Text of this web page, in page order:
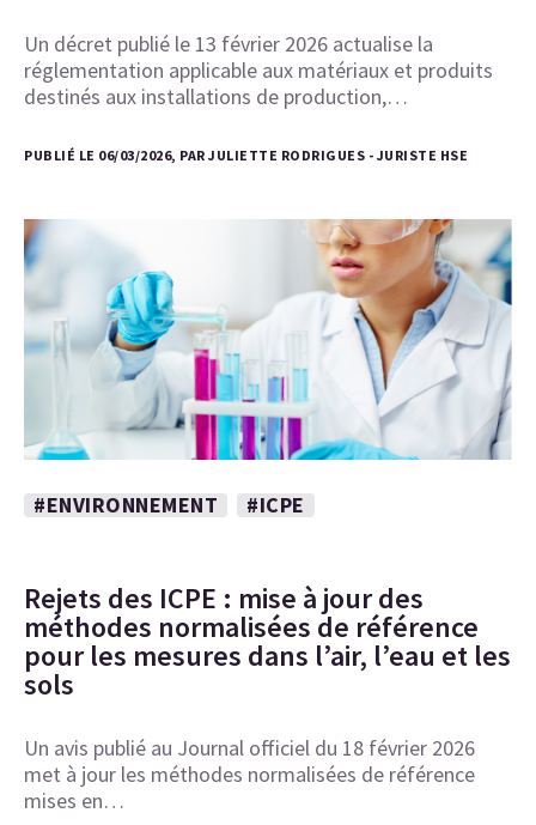
Un décret publié le 13 février 2026 actualise la
réglementation applicable aux matériaux et produits
destinés aux installations de production,…
PUBLIÉ LE 06/03/2026, PAR JULIETTE RODRIGUES - JURISTE HSE
#ENVIRONNEMENT #ICPE
Rejets des ICPE : mise à jour des
méthodes normalisées de référence
pour les mesures dans l’air, l’eau et les
sols
Un avis publié au Journal officiel du 18 février 2026
met à jour les méthodes normalisées de référence
mises en…